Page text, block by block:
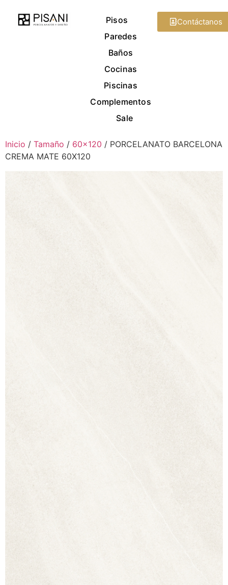
Pisos
Paredes
Baños
Cocinas
Piscinas
Complementos
Sale
Contáctanos
Inicio / Tamaño / 60x120 / PORCELANATO BARCELONA
CREMA MATE 60X120